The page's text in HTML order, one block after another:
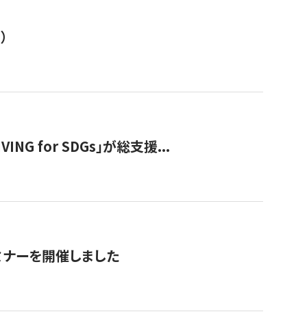
for SDGs」が総支援...
ーを開催しました